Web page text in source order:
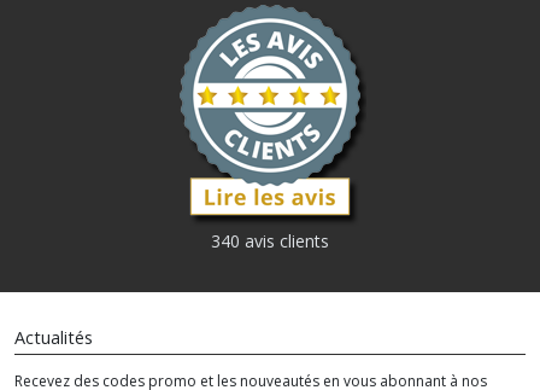
340 avis clients
Actualités
Recevez des codes promo et les nouveautés en vous abonnant à nos